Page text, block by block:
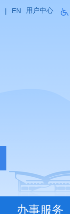
| EN 用户中心
办事服务